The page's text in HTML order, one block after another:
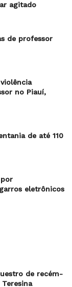
agitado
de professor
no Piauí,
de até 110
eletrônicos
de recém-